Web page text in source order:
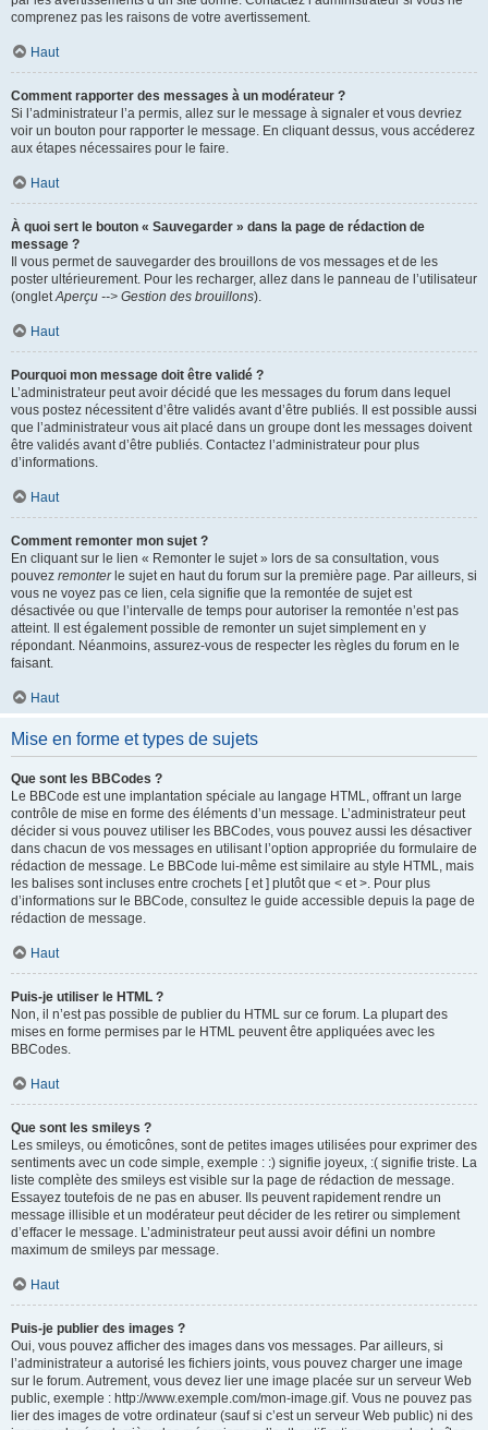
comprenez pas les raisons de votre avertissement.
Haut
Comment rapporter des messages à un modérateur ?
Si l’administrateur l’a permis, allez sur le message à signaler et vous devriez
voir un bouton pour rapporter le message. En cliquant dessus, vous accéderez
aux étapes nécessaires pour le faire.
Haut
À quoi sert le bouton « Sauvegarder » dans la page de rédaction de
message ?
Il vous permet de sauvegarder des brouillons de vos messages et de les
poster ultérieurement. Pour les recharger, allez dans le panneau de l’utilisateur
(ongletAperçu --> Gestion des brouillons).
Haut
Pourquoi mon message doit être validé ?
L’administrateur peut avoir décidé que les messages du forum dans lequel
vous postez nécessitent d’être validés avant d’être publiés. Il est possible aussi
que l’administrateur vous ait placé dans un groupe dont les messages doivent
être validés avant d’être publiés. Contactez l’administrateur pour plus
d’informations.
Haut
Comment remonter mon sujet ?
En cliquant sur le lien « Remonter le sujet » lors de sa consultation, vous
pouvez remonterle sujet en haut du forum sur la première page. Par ailleurs, si
vous ne voyez pas ce lien, cela signifie que la remontée de sujet est
désactivée ou que l’intervalle de temps pour autoriser la remontée n’est pas
atteint. Il est également possible de remonter un sujet simplement en y
répondant. Néanmoins, assurez-vous de respecter les règles du forum en le
faisant.
Haut
Mise en forme et types de sujets
Que sont les BBCodes ?
Le BBCode est une implantation spéciale au langage HTML, offrant un large
contrôle de mise en forme des éléments d’un message. L’administrateur peut
décider si vous pouvez utiliser les BBCodes, vous pouvez aussi les désactiver
dans chacun de vos messages en utilisant l’option appropriée du formulaire de
rédaction de message. Le BBCode lui-même est similaire au style HTML, mais
les balises sont incluses entre crochets [ et ] plutôt que < et >. Pour plus
d’informations sur le BBCode, consultez le guide accessible depuis la page de
rédaction de message.
Haut
Puis-je utiliser le HTML ?
Non, il n’est pas possible de publier du HTML sur ce forum. La plupart des
mises en forme permises par le HTML peuvent être appliquées avec les
BBCodes.
Haut
Que sont les smileys ?
Les smileys, ou émoticônes, sont de petites images utilisées pour exprimer des
sentiments avec un code simple, exemple : :) signifie joyeux, :( signifie triste. La
liste complète des smileys est visible sur la page de rédaction de message.
Essayez toutefois de ne pas en abuser. Ils peuvent rapidement rendre un
message illisible et un modérateur peut décider de les retirer ou simplement
d’effacer le message. L’administrateur peut aussi avoir défini un nombre
maximum de smileys par message.
Haut
Puis-je publier des images ?
Oui, vous pouvez afficher des images dans vos messages. Par ailleurs, si
l’administrateur a autorisé les fichiers joints, vous pouvez charger une image
sur le forum. Autrement, vous devez lier une image placée sur un serveur Web
public, exemple : http://www.exemple.com/mon-image.gif. Vous ne pouvez pas
lier des images de votre ordinateur (sauf si c’est un serveur Web public) ni des